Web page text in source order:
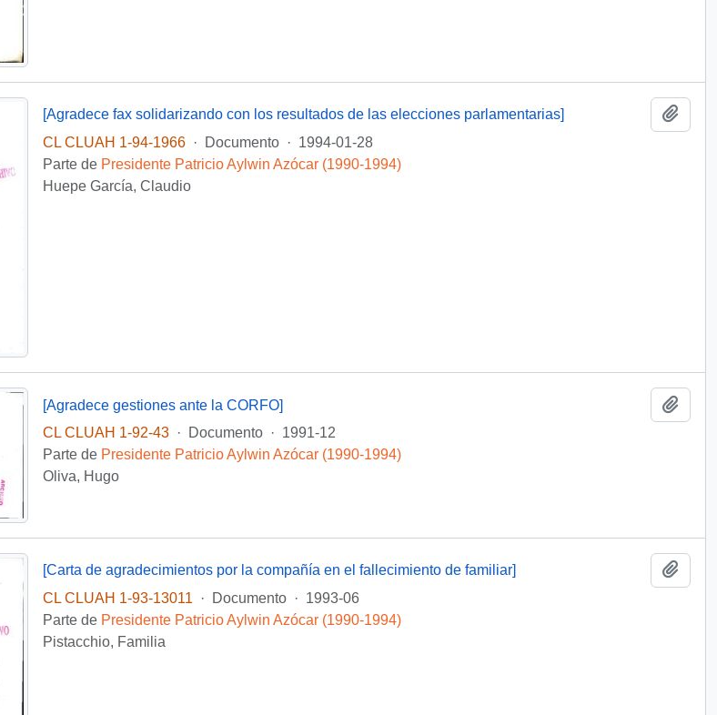
[Agradece fax solidarizando con los resultados de las elecciones parlamentarias]
CL CLUAH 1-94-1966
· Documento · 1994-01-28
Parte de Presidente Patricio Aylwin Azócar (1990-1994)
Huepe García, Claudio
[Agradece gestiones ante la CORFO]
CL CLUAH 1-92-43
· Documento · 1991-12
Parte de Presidente Patricio Aylwin Azócar (1990-1994)
Oliva, Hugo
[Carta de agradecimientos por la compañía en el fallecimiento de familiar]
CL CLUAH 1-93-13011
· Documento · 1993-06
Parte de Presidente Patricio Aylwin Azócar (1990-1994)
Pistacchio, Familia